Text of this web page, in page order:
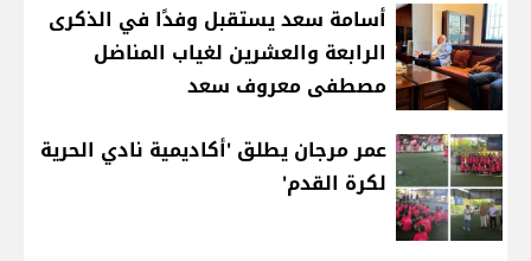
أسامة سعد يستقبل وفدًا في الذكرى
الرابعة والعشرين لغياب المناضل
مصطفى معروف سعد
عمر مرجان يطلق 'أكاديمية نادي الحرية
لكرة القدم'